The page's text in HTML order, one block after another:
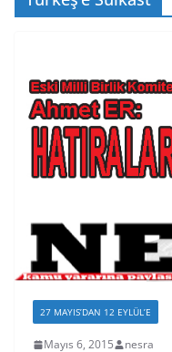
27 MAYIS’DAN 12 EYLÜL’E
Mayıs 6, 2015 nesra